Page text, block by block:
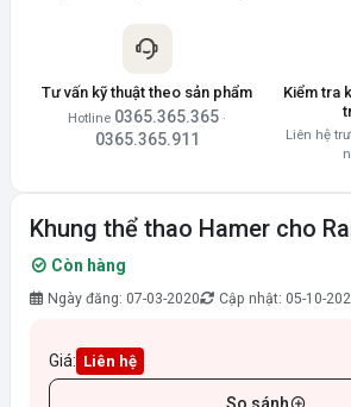
Tư vấn kỹ thuật theo sản phẩm
Hotline 0365.365.365 ·
0365.365.911
Kiểm tra
Liên hệ
Khung thể thao Hamer cho
Còn hàng
Ngày đăng: 07-03-2020 Cập nhật: 05-10-
Giá: Liên hệ